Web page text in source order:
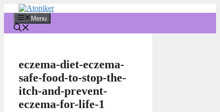
indhold
Menu
eczema-diet-eczema-
safe-food-to-stop-the-
itch-and-prevent-
eczema-for-life-1